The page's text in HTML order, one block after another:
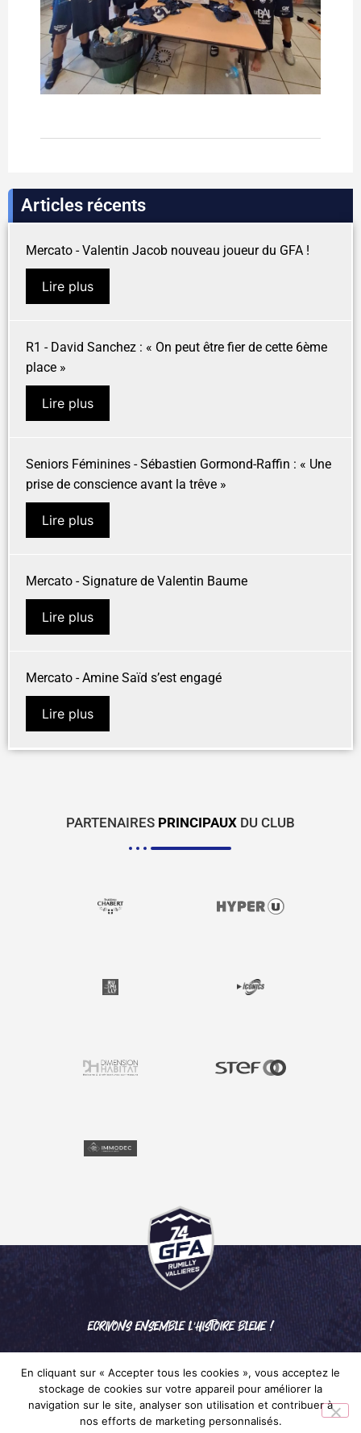
Articles récents
Mercato - Valentin Jacob nouveau joueur du GFA !
Lire plus
R1 - David Sanchez : « On peut être fier de cette 6ème
place »
Lire plus
Seniors Féminines - Sébastien Gormond-Raffin : « Une
prise de conscience avant la trêve »
Lire plus
Mercato - Signature de Valentin Baume
Lire plus
Mercato - Amine Saïd s’est engagé
Lire plus
PARTENAIRES PRINCIPAUX DU CLUB
ECRIVONS ENSEMBLE L'HISTOIRE BLEUE !
Mentions légales – © 2024 GFA RUMILLY VALLIÈRES
En cliquant sur « Accepter tous les cookies », vous acceptez le
stockage de cookies sur votre appareil pour améliorer la
navigation sur le site, analyser son utilisation et contribuer à
nos efforts de marketing personnalisés.